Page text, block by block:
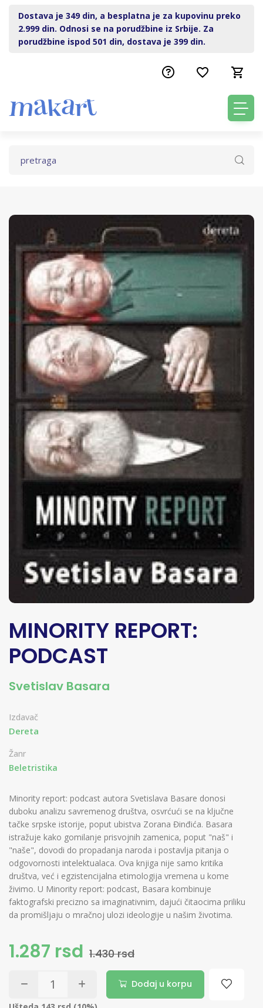
Dostava je 349 din, a besplatna je za kupovinu preko
2.999 din. Odnosi se na porudžbine iz Srbije. Za
porudžbine ispod 501 din, dostava je 399 din.
MINORITY REPORT:
PODCAST
Svetislav Basara
Izdavač
Dereta
Žanr
Beletristika
Minority report: podcast autora Svetislava Basare donosi
duboku analizu savremenog društva, osvrćući se na ključne
tačke srpske istorije, poput ubistva Zorana Đinđića. Basara
istražuje kako gomilanje prisvojnih zamenica, poput "naš" i
"naše", dovodi do propadanja naroda i postavlja pitanja o
odgovornosti intelektualaca. Ova knjiga nije samo kritika
društva, već i egzistencijalna etimologija vremena u kome
živimo. U Minority report: podcast, Basara kombinuje
faktografski precizno sa imaginativnim, dajući čitaocima priliku
da promišljaju o mračnoj ulozi ideologije u našim životima.
1.287 rsd 1.430 rsd
Dodaj u korpu